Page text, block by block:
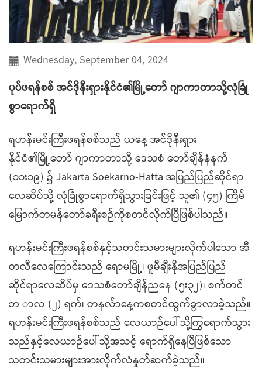
Wednesday, September 04, 2024
ပုပ်ဖရန်စစ် အင်ဒိုနီးရှားနိုင်ငံ၏မြို့တော် ဂျာကာတာသို့လုံခြုံ
စွာရောက်ရှိ
ရဟန်းမင်းကြီးဖရန်စစ်သည် ယနေ့ အင်ဒိုနီးရှား
နိုင်ငံ၏မြို့တော် ဂျာကာတာသို့ ဒေသစံ တော်ချိန်နံနက်
(၁၁း၁၉) ၌ Jakarta Soekarno-Hatta အပြည်ပြည်ဆိုင်ရာ
လေဆိပ်သို့ လုံခြုံစွာရောက်ရှိသွားခြင်းဖြင့် သူ၏ (၄၅) ကြိမ်
မြောက်တမန်တော်ခရီးစဉ်ကိုစတင်လိုက်ပြီဖြစ်ပါသည်။
ရဟန်းမင်းကြီးဖရန်စစ်နှင့်သတင်းသမားများလိုက်ပါသော အီ
တလီလေကြောင်းသည် ရောမမြို့၊ ဖူမီချီးနိုအပြည်ပြည်
ဆိုင်ရာလေဆိပ်မှ ဒေသစံတော်ချိန်ညနေ (၅း၃၂)၊ စက်တင်
ဘ ာလ (၂) ရက်၊ တနလ်ာနေ့ကစတင်ထွက်ခွာလာခဲ့သည်။
ရဟန်းမင်းကြီးဖရန်စစ်သည် လေယာဉ်ပေါ်သို့ကြွရောက်သွား
သည်နှင့်လေယာဉ်ပေါ်သို့အသင့် ရောက်ရှိနေပြီဖြစ်သော
သတင်းသမားများအားလိုက်လံနှုတ်ဆက်ခဲ့သည်။